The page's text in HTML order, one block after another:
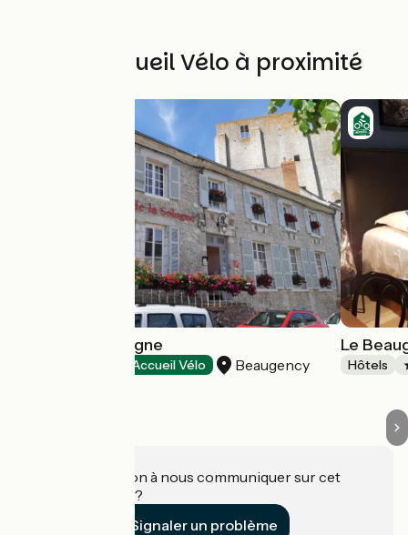
Autres Accueil Vélo à proximité
Hôtel de la Sologne
Accueil Vélo Beaugency
Le
Hôtels
Une information à nous communiquer sur cet
établissement ?
Signaler un problème